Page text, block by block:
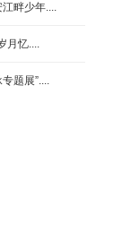
畔少年....
月忆....
题展”....